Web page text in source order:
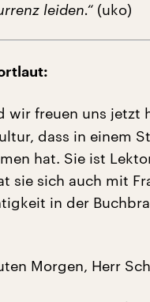
leiden.“ (uko)
wir freuen uns jetzt
dass in einem
hat. Sie ist
sie sich auch mit
in der
Morgen, Herr